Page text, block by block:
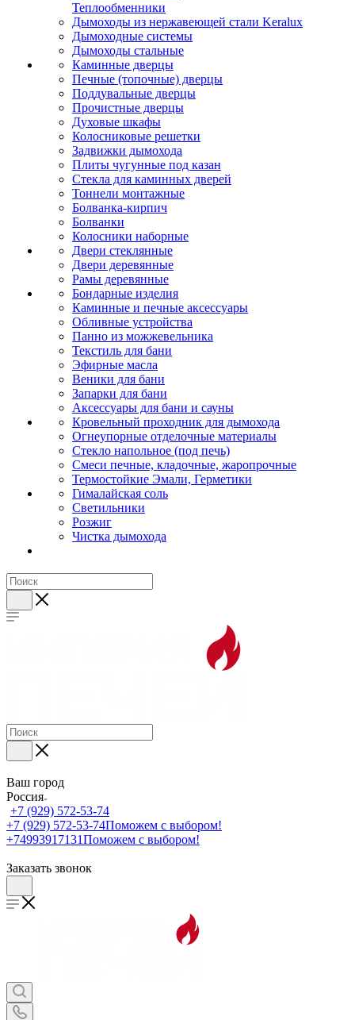
Теплообменники
Дымоходы из нержавеющей стали Keralux
Дымоходные системы
Дымоходы стальные
Каминные дверцы
Печные (топочные) дверцы
Поддувальные дверцы
Прочистные дверцы
Духовые шкафы
Колосниковые решетки
Задвижки дымохода
Плиты чугунные под казан
Стекла для каминных дверей
Тоннели монтажные
Болванка-кирпич
Болванки
Колосники наборные
Двери стеклянные
Двери деревянные
Рамы деревянные
Бондарные изделия
Каминные и печные аксессуары
Обливные устройства
Панно из можжевельника
Текстиль для бани
Эфирные масла
Веники для бани
Запарки для бани
Аксессуары для бани и сауны
Кровельный проходник для дымохода
Огнеупорные отделочные материалы
Стекло напольное (под печь)
Смеси печные, кладочные, жаропрочные
Термостойкие Эмали, Герметики
Гималайская соль
Светильники
Розжиг
Чистка дымохода
Ваш город
Россия
+7 (929) 572-53-74
+7 (929) 572-53-74Поможем с выбором!
+74993917131Поможем с выбором!
Заказать звонок